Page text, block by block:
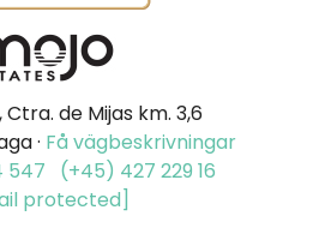
de Mijas km. 3,6
· Få vägbeskrivningar
547
(+45) 427 229 16
protected]